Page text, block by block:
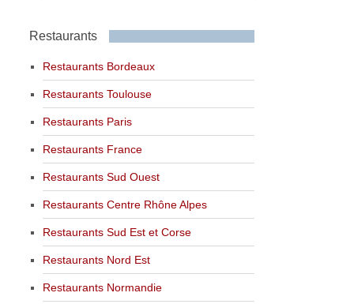
Restaurants
Restaurants Bordeaux
Restaurants Toulouse
Restaurants Paris
Restaurants France
Restaurants Sud Ouest
Restaurants Centre Rhône Alpes
Restaurants Sud Est et Corse
Restaurants Nord Est
Restaurants Normandie